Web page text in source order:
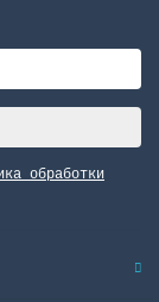
обработки